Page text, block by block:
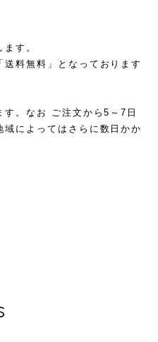
す。
料無料」となっております
す。なお ご注文から5～7日
によってはさらに数日かか